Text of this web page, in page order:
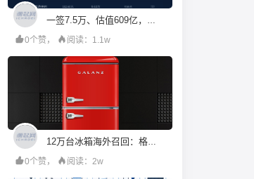
0个赞，
阅读：1.1w
12万台冰箱海外召回：格兰仕的成本账算错了什么
0个赞，
阅读：2w